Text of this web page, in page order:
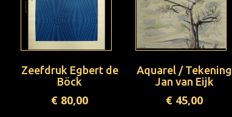
Zeefdruk Egbert de
Böck
€ 80,00
Aquarel / Tekening
Jan van Eijk
€ 45,00